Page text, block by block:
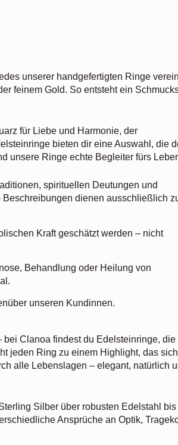
unserer handgefertigten Ringe
feinem Gold. So entsteht ein
für Liebe und Harmonie, der
bieten dir eine Auswahl, die
unsere Ringe echte Begleiter fürs
spirituellen Deutungen und
dienen ausschließlich
Kraft geschätzt werden – nicht
Behandlung oder Heilung von
unseren Kundinnen.
Clanoa findest du Edelsteinringe, die
jeden Ring zu einem Highlight, das sich
alle Lebenslagen – elegant, natürlich
Silber über robusten Edelstahl bis
Ansprüche an Optik,